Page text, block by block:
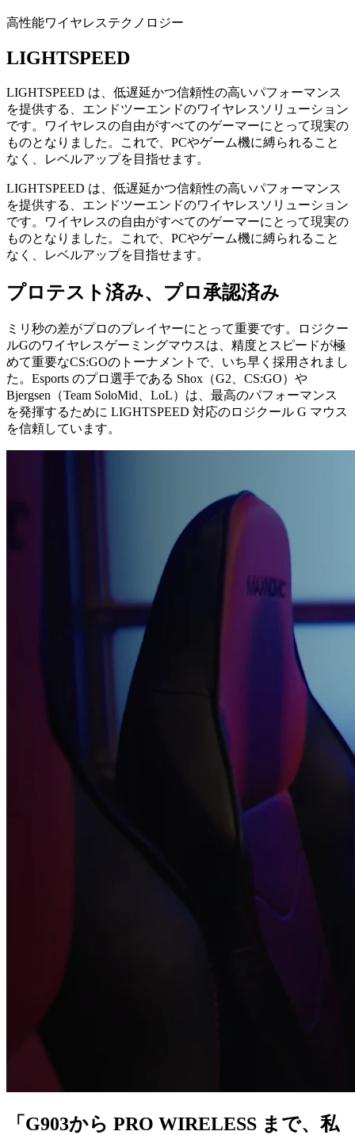
高性能ワイヤレステクノロジー
LIGHTSPEED
LIGHTSPEED は、低遅延かつ信頼性の高いパフォーマンス
を提供する、エンドツーエンドのワイヤレスソリューション
です。ワイヤレスの自由がすべてのゲーマーにとって現実の
ものとなりました。これで、PCやゲーム機に縛られること
なく、レベルアップを目指せます。
LIGHTSPEED は、低遅延かつ信頼性の高いパフォーマンス
を提供する、エンドツーエンドのワイヤレスソリューション
です。ワイヤレスの自由がすべてのゲーマーにとって現実の
ものとなりました。これで、PCやゲーム機に縛られること
なく、レベルアップを目指せます。
プロテスト済み、プロ承認済み
ミリ秒の差がプロのプレイヤーにとって重要です。ロジクー
ルGのワイヤレスゲーミングマウスは、精度とスピードが極
めて重要なCS:GOのトーナメントで、いち早く採用されまし
た。Esports のプロ選手である Shox（G2、CS:GO）や
Bjergsen（Team SoloMid、LoL）は、最高のパフォーマンス
を発揮するために LIGHTSPEED 対応のロジクール G マウス
を信頼しています。
「G903から PRO WIRELESS まで、私